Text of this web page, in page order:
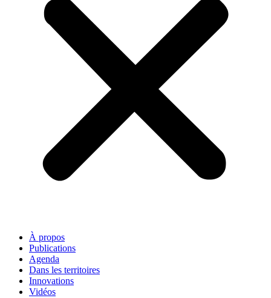
À propos
Publications
Agenda
Dans les territoires
Innovations
Vidéos